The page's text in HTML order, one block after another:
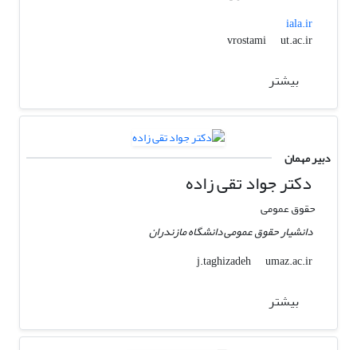
iala.ir
vrostami
ut.ac.ir
بیشتر
دبیر مهمان
دکتر جواد تقی زاده
حقوق عمومی
دانشیار حقوق عمومی دانشگاه مازندران
j.taghizadeh
umaz.ac.ir
بیشتر